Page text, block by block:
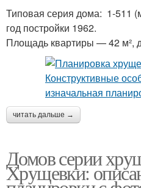
Типовая серия дома: 1-511
год постройки 1962.
Площадь квартиры — 42 м²,
читать дальше →
Домов серии
Хрущевки: